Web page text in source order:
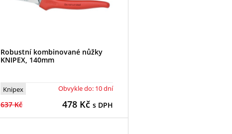
Robustní kombinované nůžky
KNIPEX, 140mm
Knipex Obvykle do: 10 dní
637 Kč 478 Kčs DPH